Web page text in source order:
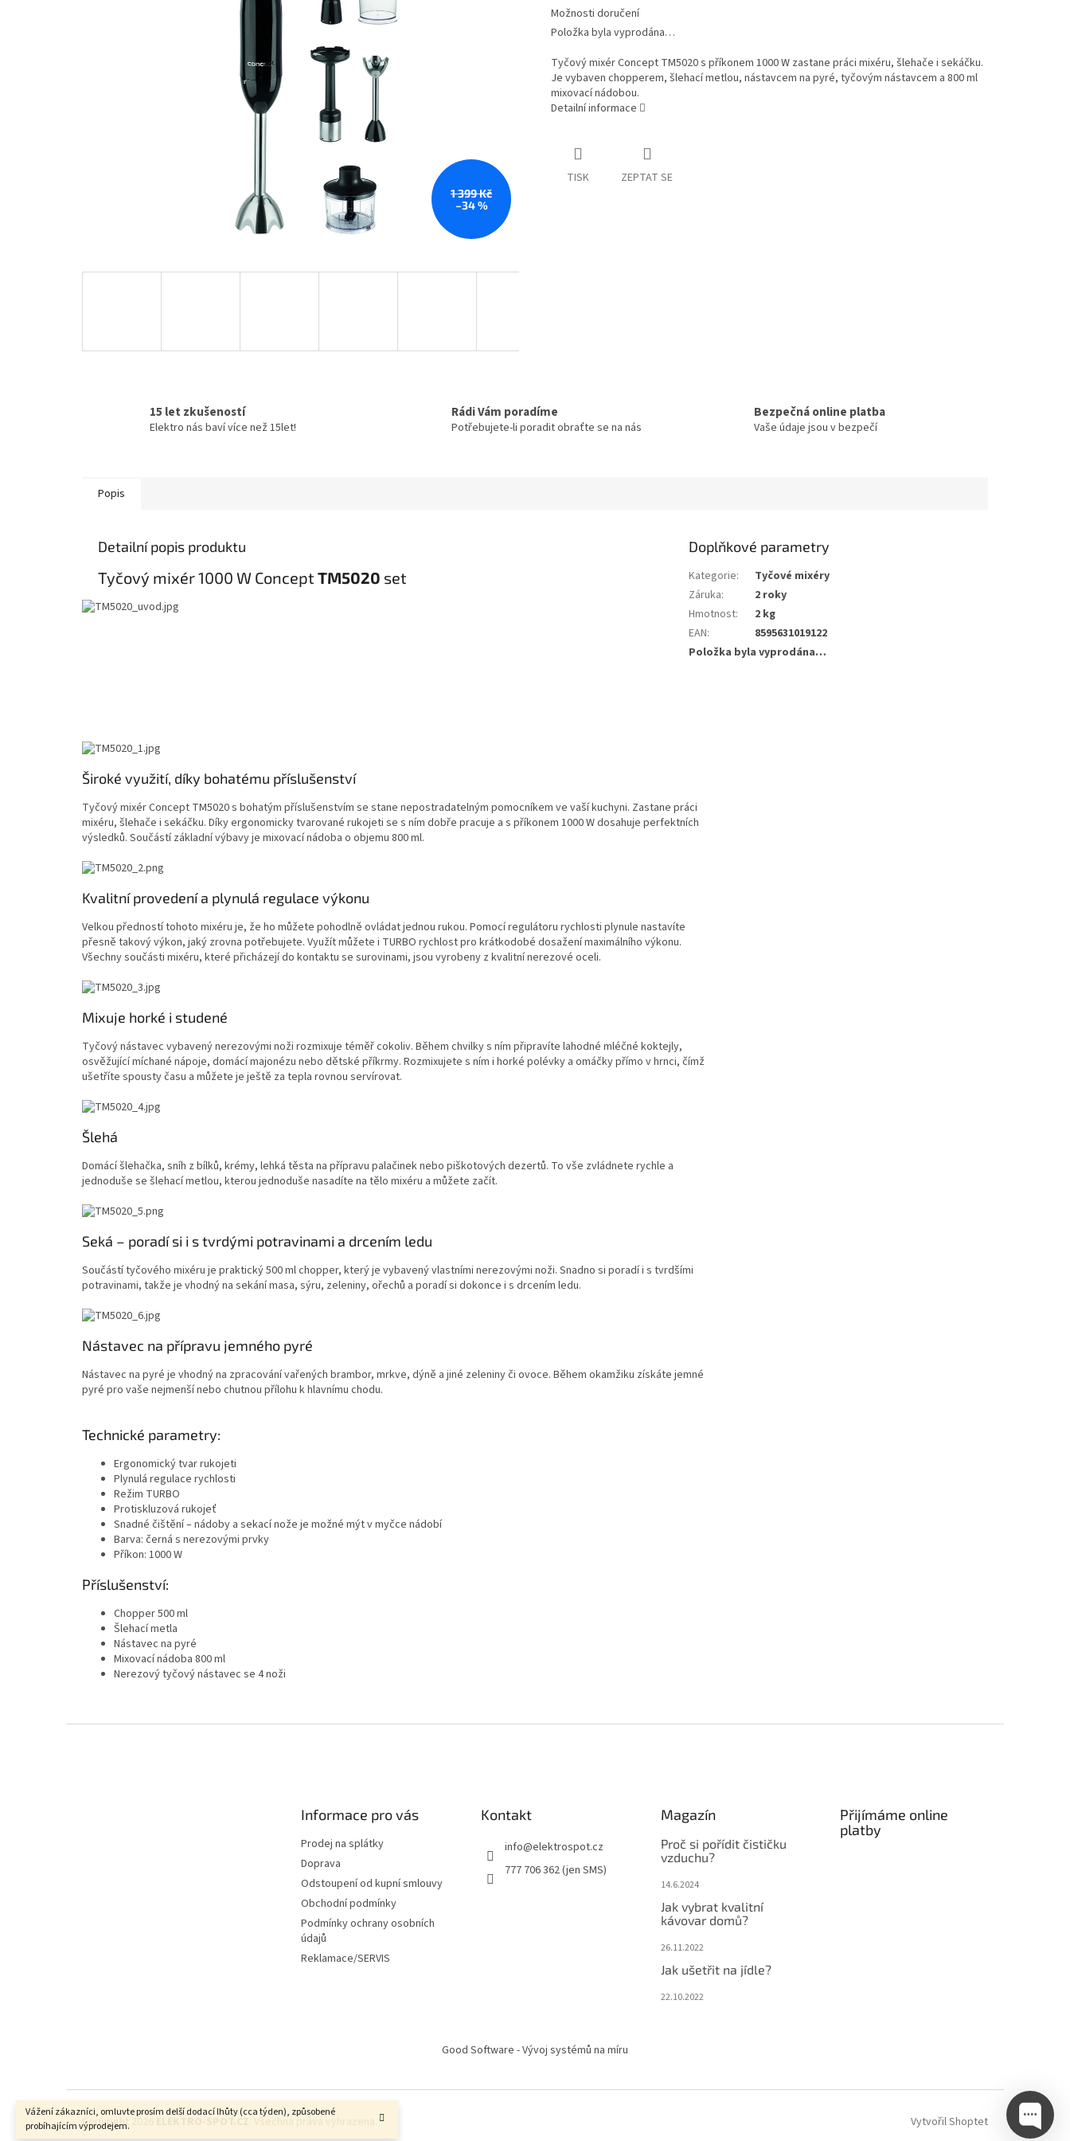
Vážení zákazníci, omluvte prosím delší dodací lhůty (cca týden), způsobené
probíhajícím výprodejem.
1 399 Kč
–34 %
Možnosti doručení
Položka byla vyprodána…
Tyčový mixér Concept TM5020 s příkonem 1000 W zastane práci mixéru, šlehače i sekáčku.
Je vybaven chopperem, šlehací metlou, nástavcem na pyré, tyčovým nástavcem a 800 ml
mixovací nádobou.
Detailní informace
TISK ZEPTAT SE
15 let zkušeností
Elektro nás baví více než 15let!
Rádi Vám poradíme
Potřebujete-li poradit obraťte se na nás
Bezpečná online platba
Vaše údaje jsou v bezpečí
Popis
Detailní popis produktu
Tyčový mixér 1000 W Concept TM5020 set
Široké využití, díky bohatému příslušenství
Tyčový mixér Concept TM5020 s bohatým příslušenstvím se stane nepostradatelným pomocníkem ve vaší kuchyni. Zastane práci
mixéru, šlehače i sekáčku. Díky ergonomicky tvarované rukojeti se s ním dobře pracuje a s příkonem 1000 W dosahuje perfektních
výsledků. Součástí základní výbavy je mixovací nádoba o objemu 800 ml.
Kvalitní provedení a plynulá regulace výkonu
Velkou předností tohoto mixéru je, že ho můžete pohodlně ovládat jednou rukou. Pomocí regulátoru rychlosti plynule nastavíte
přesně takový výkon, jaký zrovna potřebujete. Využít můžete i TURBO rychlost pro krátkodobé dosažení maximálního výkonu.
Všechny součásti mixéru, které přicházejí do kontaktu se surovinami, jsou vyrobeny z kvalitní nerezové oceli.
Mixuje horké i studené
Tyčový nástavec vybavený nerezovými noži rozmixuje téměř cokoliv. Během chvilky s ním připravíte lahodné mléčné koktejly,
osvěžující míchané nápoje, domácí majonézu nebo dětské příkrmy. Rozmixujete s ním i horké polévky a omáčky přímo v hrnci, čímž
ušetříte spousty času a můžete je ještě za tepla rovnou servírovat.
Šlehá
Domácí šlehačka, sníh z bílků, krémy, lehká těsta na přípravu palačinek nebo piškotových dezertů. To vše zvládnete rychle a
jednoduše se šlehací metlou, kterou jednoduše nasadíte na tělo mixéru a můžete začít.
Seká – poradí si i s tvrdými potravinami a drcením ledu
Součástí tyčového mixéru je praktický 500 ml chopper, který je vybavený vlastními nerezovými noži. Snadno si poradí i s tvrdšími
potravinami, takže je vhodný na sekání masa, sýru, zeleniny, ořechů a poradí si dokonce i s drcením ledu.
Nástavec na přípravu jemného pyré
Nástavec na pyré je vhodný na zpracování vařených brambor, mrkve, dýně a jiné zeleniny či ovoce. Během okamžiku získáte jemné
pyré pro vaše nejmenší nebo chutnou přílohu k hlavnímu chodu.
Technické parametry:
Ergonomický tvar rukojeti
Plynulá regulace rychlosti
Režim TURBO
Protiskluzová rukojeť
Snadné čištění – nádoby a sekací nože je možné mýt v myčce nádobí
Barva: černá s nerezovými prvky
Příkon: 1000 W
Příslušenství:
Chopper 500 ml
Šlehací metla
Nástavec na pyré
Mixovací nádoba 800 ml
Nerezový tyčový nástavec se 4 noži
Doplňkové parametry
Kategorie:
Tyčové mixéry
Záruka:
2 roky
Hmotnost:
2 kg
EAN:
8595631019122
Položka byla vyprodána…
Informace pro vás
Prodej na splátky
Doprava
Odstoupení od kupní smlouvy
Obchodní podmínky
Podmínky ochrany osobních
údajů
Reklamace/SERVIS
Kontakt
info@elektrospot.cz
777 706 362 (jen SMS)
Magazín
Proč si pořídit čističku
vzduchu?
14.6.2024
Jak vybrat kvalitní
kávovar domů?
26.11.2022
Jak ušetřit na jídle?
22.10.2022
Přijímáme online
platby
Good Software - Vývoj systémů na míru
Vytvořil Shoptet
Copyright 2026